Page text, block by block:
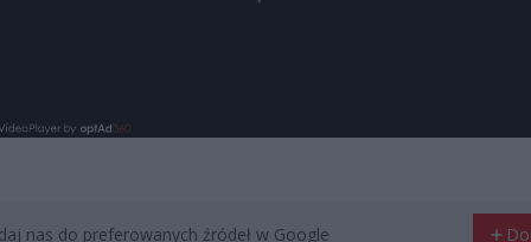
nas do preferowanych źródeł w Google